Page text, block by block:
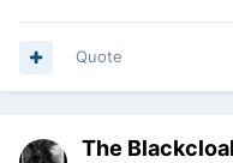
Quote
The